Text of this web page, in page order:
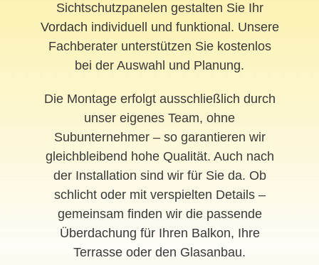
Sichtschutzpanelen gestalten Sie Ihr
Vordach individuell und funktional. Unsere
Fachberater unterstützen Sie kostenlos
bei der Auswahl und Planung.
Die Montage erfolgt ausschließlich durch
unser eigenes Team, ohne
Subunternehmer – so garantieren wir
gleichbleibend hohe Qualität. Auch nach
der Installation sind wir für Sie da. Ob
schlicht oder mit verspielten Details –
gemeinsam finden wir die passende
Überdachung für Ihren Balkon, Ihre
Terrasse oder den Glasanbau.